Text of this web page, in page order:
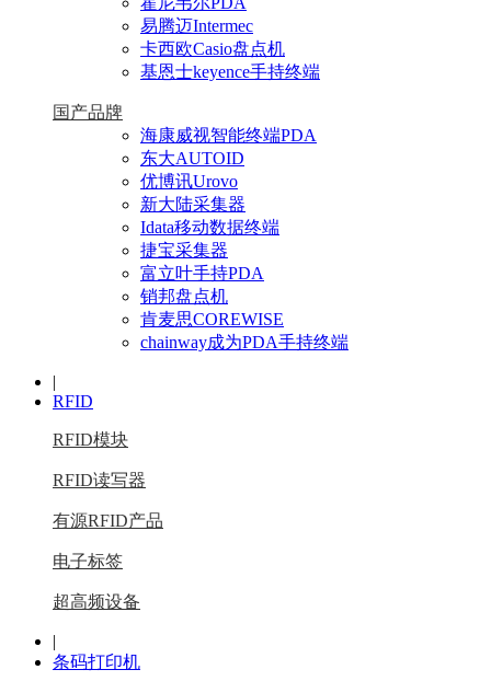
易腾迈Intermec
卡西欧Casio盘点机
基恩士keyence手持终端
国产品牌
海康威视智能终端PDA
东大AUTOID
优博讯Urovo
新大陆采集器
Idata移动数据终端
捷宝采集器
富立叶手持PDA
销邦盘点机
肯麦思COREWISE
chainway成为PDA手持终端
|
RFID
RFID模块
RFID读写器
有源RFID产品
电子标签
超高频设备
|
条码打印机